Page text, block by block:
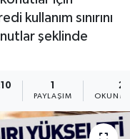
kullanım sınırını
şeklinde
1
PAYLAŞIM
2